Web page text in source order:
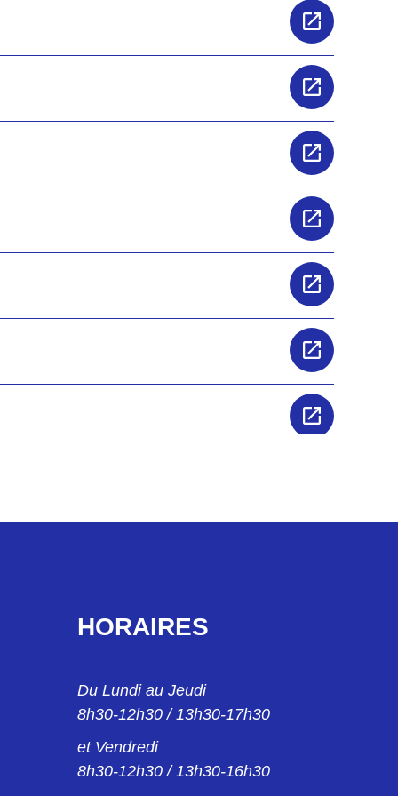
HORAIRES
Du Lundi au Jeudi
8h30-12h30 / 13h30-17h30
et Vendredi
8h30-12h30 / 13h30-16h30